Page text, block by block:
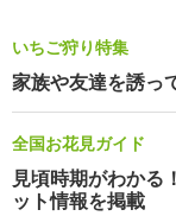
いちご狩り特集
家族や友達を誘っ
全国お花見ガイド
見頃時期がわかる
ット情報を掲載